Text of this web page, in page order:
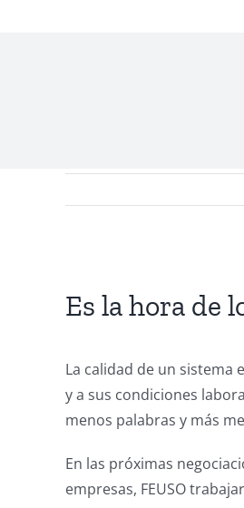
Larger
Es la hora de
La calidad de un sistema
y a sus condiciones
menos palabras y más
En las próximas
empresas, FEUSO